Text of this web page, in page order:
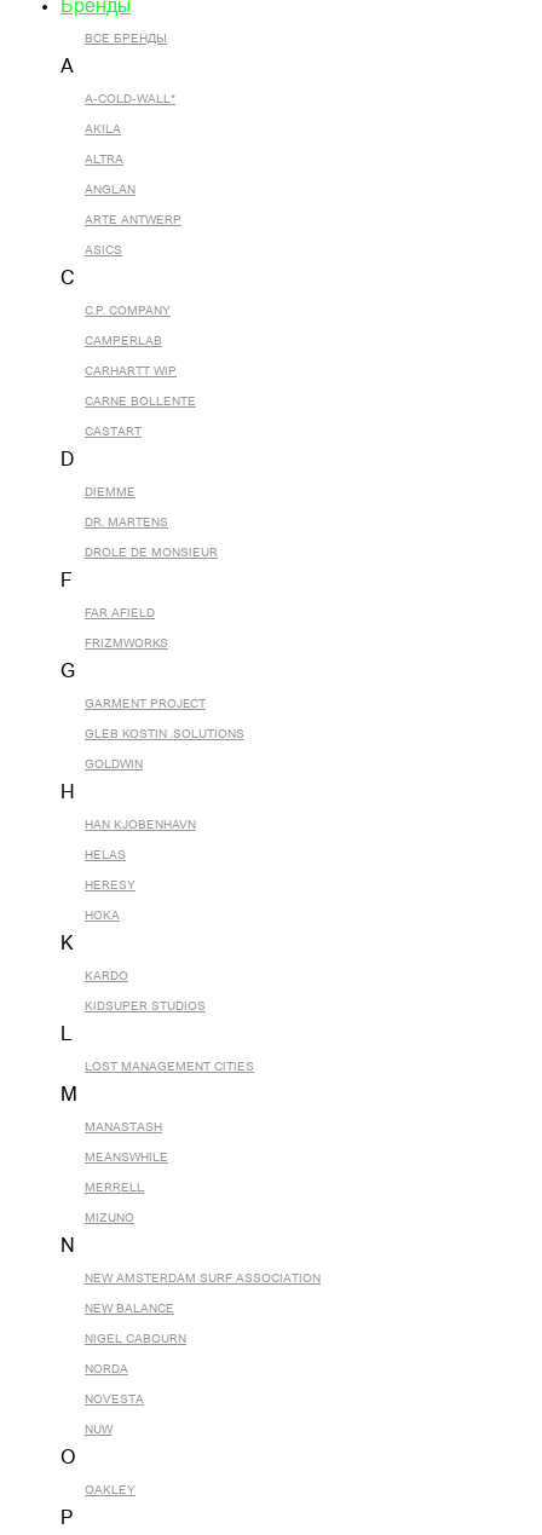
Бренды
ВСЕ БРЕНДЫ
A
A-COLD-WALL*
AKILA
ALTRA
ANGLAN
ARTE ANTWERP
ASICS
C
C.P. COMPANY
CAMPERLAB
CARHARTT WIP
CARNE BOLLENTE
CASTART
D
DIEMME
DR. MARTENS
DROLE DE MONSIEUR
F
FAR AFIELD
FRIZMWORKS
G
GARMENT PROJECT
GLEB KOSTIN .SOLUTIONS
GOLDWIN
H
HAN KJOBENHAVN
HELAS
HERESY
HOKA
K
KARDO
KIDSUPER STUDIOS
L
LOST MANAGEMENT CITIES
M
MANASTASH
MEANSWHILE
MERRELL
MIZUNO
N
NEW AMSTERDAM SURF ASSOCIATION
NEW BALANCE
NIGEL CABOURN
NORDA
NOVESTA
NUW
O
OAKLEY
P